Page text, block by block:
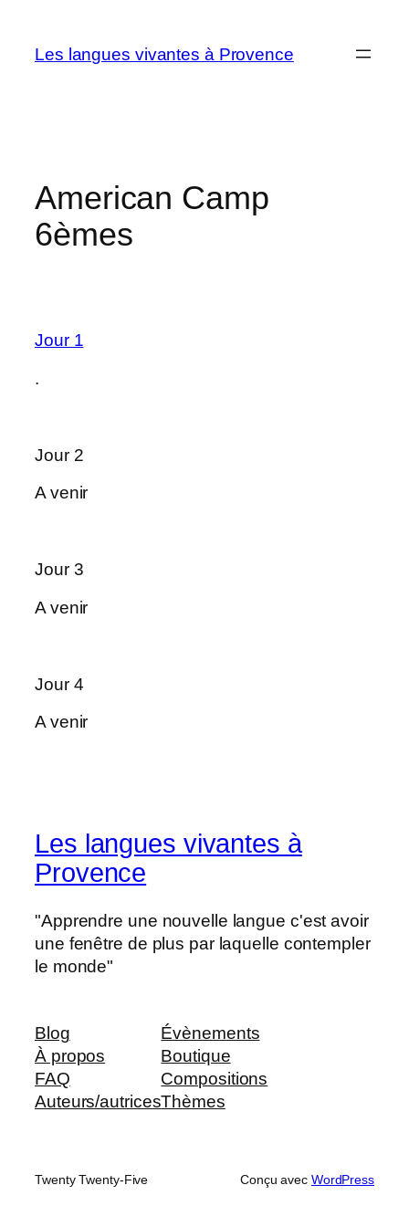
contenu
Les langues vivantes à Provence
American Camp
6èmes
Jour 1
.
Jour 2
A venir
Jour 3
A venir
Jour 4
A venir
Les langues vivantes à
Provence
"Apprendre une nouvelle langue c'est avoir
une fenêtre de plus par laquelle contempler
le monde"
Blog
À propos
FAQ
Auteurs/autrices
Évènements
Boutique
Compositions
Thèmes
Twenty Twenty-Five Conçu avec WordPress